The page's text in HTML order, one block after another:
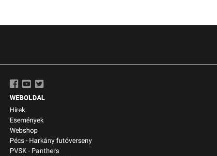
WEBOLDAL
Hírek
Események
Webshop
Pécs - Harkány futóverseny
PVSK - Panthers